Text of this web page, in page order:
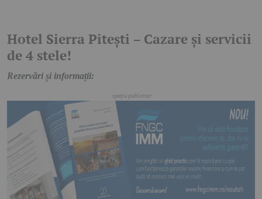
Hotel Sierra Pitești – Cazare și servicii
de 4 stele!
Rezervări și informații: